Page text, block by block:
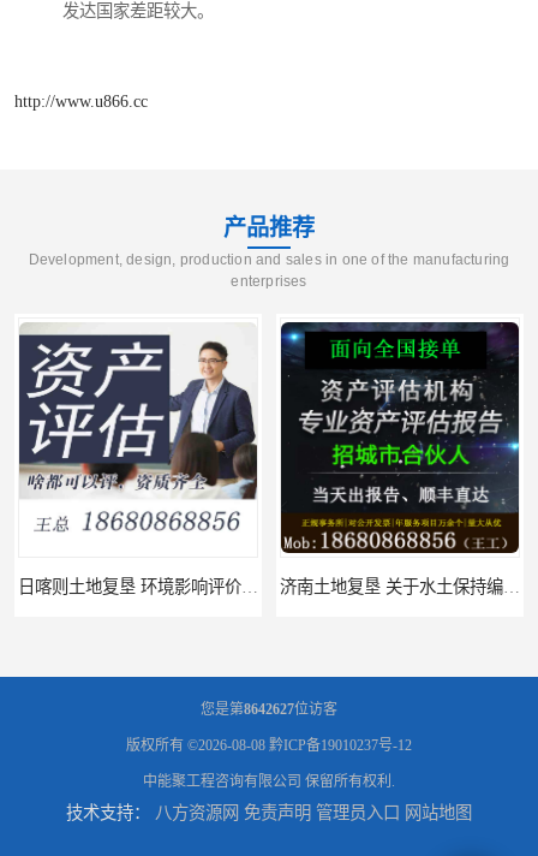
发达国家差距较大。
http://www.u866.cc
产品推荐
Development, design, production and sales in one of the manufacturing
enterprises
您是第8642627位访客
版权所有 ©2026-08-08 黔ICP备19010237号-12
中能聚工程咨询有限公司 保留所有权利.
技术支持： 八方资源网 免责声明 管理员入口 网站地图